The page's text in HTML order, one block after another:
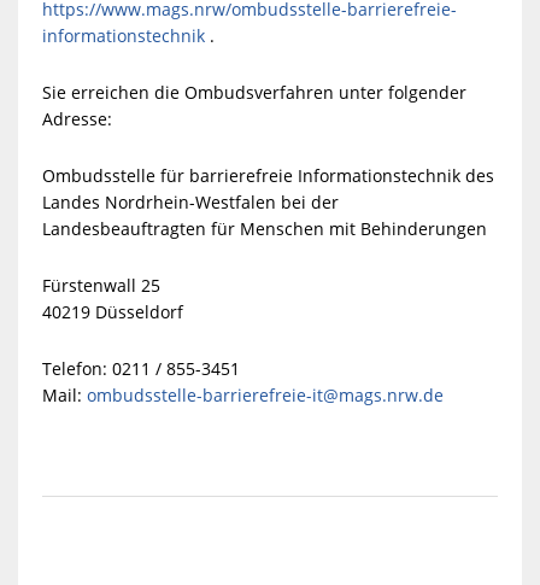
https://www.mags.nrw/ombudsstelle-barrierefreie-
informationstechnik.
Sie erreichen die Ombudsverfahren unter folgender
Adresse:
Ombudsstelle für barrierefreie Informationstechnik des
Landes Nordrhein-Westfalen bei der
Landesbeauftragten für Menschen mit Behinderungen
Fürstenwall 25
40219 Düsseldorf
Telefon: 0211 / 855-3451
Mail: ombudsstelle-barrierefreie-it@mags.nrw.de